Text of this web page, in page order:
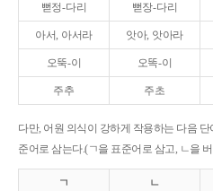
뻗정-다리 뻗장-다리
아서, 아서라 앗아, 앗아라
오뚝-이 오똑-이
주추 주초
다만, 어원 의식이 강하게 작용하는 다음
준어로 삼는다.(ㄱ을 표준어로 삼고, ㄴ을
ㄱ ㄴ